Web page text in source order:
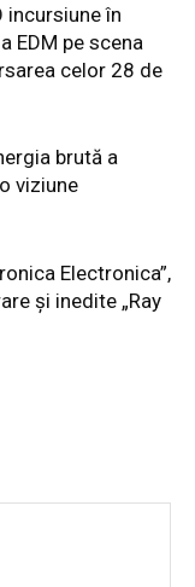
incursiune în
EDM pe scena
celor 28 de
brută a
viziune
Electronica”,
și inedite „Ray